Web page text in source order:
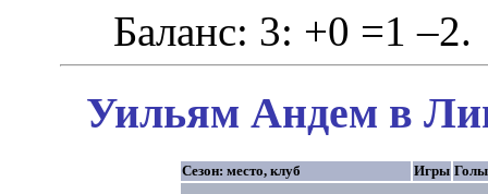
Баланс: 3: +0 =1 –2.
Уильям Андем в
Сезон: место, клуб Игры Голы